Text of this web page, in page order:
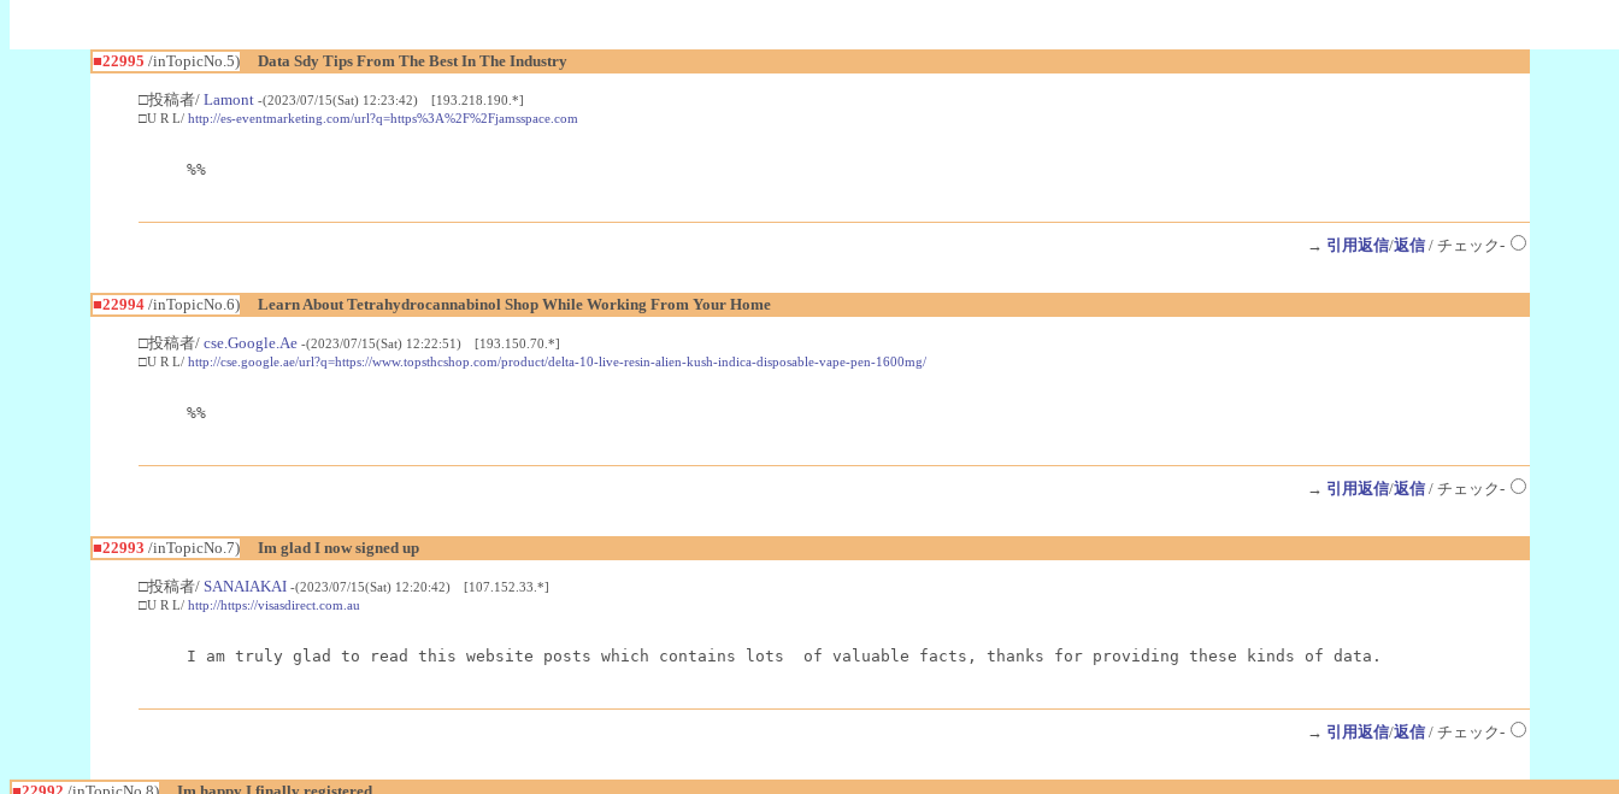
■22995 /inTopicNo.5) Data Sdy Tips From The Best In The Industry
□投稿者/ Lamont -(2023/07/15(Sat) 12:23:42) [193.218.190.*]
□U R L/ http://es-eventmarketing.com/url?q=https%3A%2F%2Fjamsspace.com
%%
→ 引用返信/返信/ チェック-
■22994/inTopicNo.6) Learn About Tetrahydrocannabinol Shop While Working From Your Home
□投稿者/ cse.Google.Ae -(2023/07/15(Sat) 12:22:51) [193.150.70.*]
□U R L/ http://cse.google.ae/url?q=https://www.topsthcshop.com/product/delta-10-live-resin-alien-kush-indica-disposable-vape-pen-1600mg/
%%
→ 引用返信/返信/ チェック-
■22993 /inTopicNo.7) Im glad I now signed up
□投稿者/ SANAIAKAI -(2023/07/15(Sat) 12:20:42) [107.152.33.*]
□U R L/ http://https://visasdirect.com.au
I am truly glad to read this website posts which contains lots  of valuable facts, thanks for providing these kinds of data.
→ 引用返信/返信/ チェック-